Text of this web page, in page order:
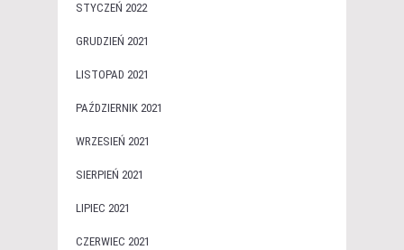
STYCZEŃ 2022
GRUDZIEŃ 2021
LISTOPAD 2021
PAŹDZIERNIK 2021
WRZESIEŃ 2021
SIERPIEŃ 2021
LIPIEC 2021
CZERWIEC 2021